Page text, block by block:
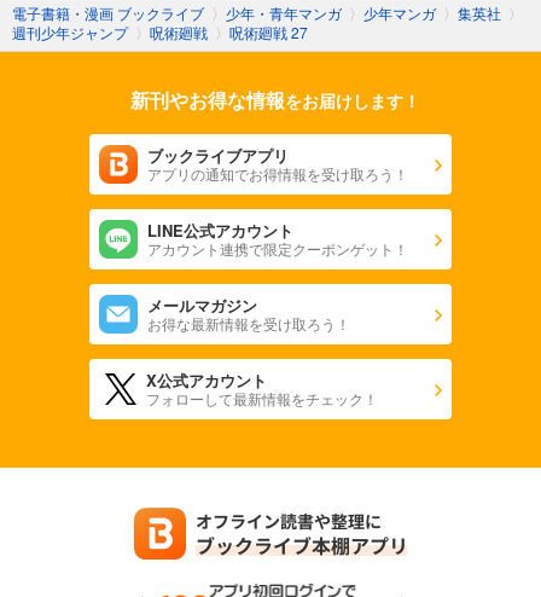
電子書籍・漫画 ブックライブ 〉 少年・青年マンガ 〉 少年マンガ 〉 集英社 〉
週刊少年ジャンプ 〉 呪術廻戦 〉 呪術廻戦 27
新刊やお得な情報をお届けします！
ブックライブアプリ
アプリの通知でお得情報を受け取ろう！
LINE公式アカウント
アカウント連携で限定クーポンゲット！
メールマガジン
お得な最新情報を受け取ろう！
X公式アカウント
フォローして最新情報をチェック！